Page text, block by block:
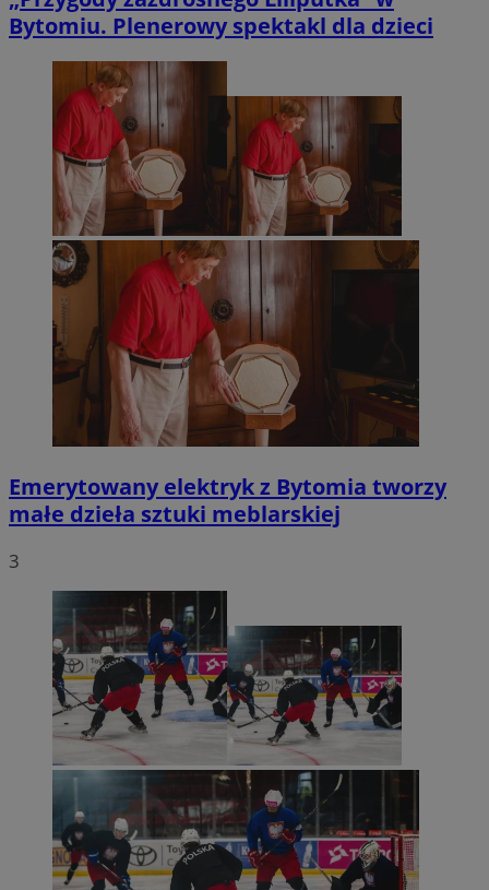
Bytomiu. Plenerowy spektakl dla dzieci
Emerytowany elektryk z Bytomia tworzy
małe dzieła sztuki meblarskiej
3